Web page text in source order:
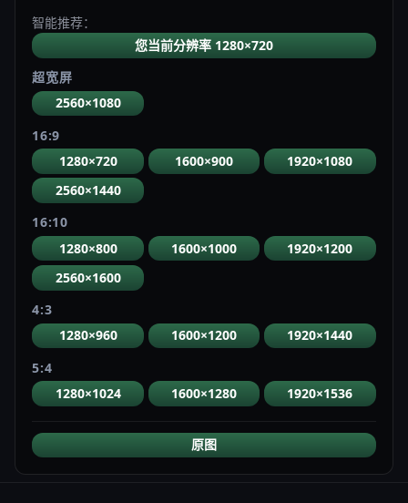
智能推荐：
您当前分辨率 1280×720
超宽屏
2560×1080
16:9
1280×720
1600×900
1920×1080
2560×1440
16:10
1280×800
1600×1000
1920×1200
2560×1600
4:3
1280×960
1600×1200
1920×1440
5:4
1280×1024
1600×1280 1920×1536
原图